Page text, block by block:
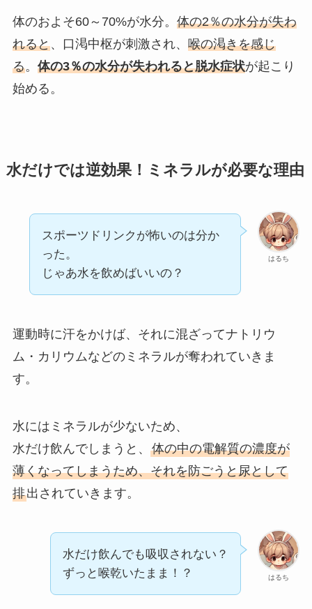
体のおよそ60～70%が水分。 体の2％の水分が失わ
れると、口渇中枢が刺激され、 喉の渇きを感じ
る。 体の3％の水分が失われると脱水症状が起こり
始める。
水だけでは逆効果！ミネラルが必要な理由
はるち
スポーツドリンクが怖いのは分か
った。
じゃあ水を飲めばいいの？
運動時に汗をかけば、それに混ざってナトリウ
ム・カリウムなどのミネラルが奪われていきま
す。
水にはミネラルが少ないため、
水だけ飲んでしまうと、 体の中の電解質の濃度が
薄くなってしまうため、それを防ごうと尿として
排出されていきます。
はるち
水だけ飲んでも吸収されない？
ずっと喉乾いたまま！？